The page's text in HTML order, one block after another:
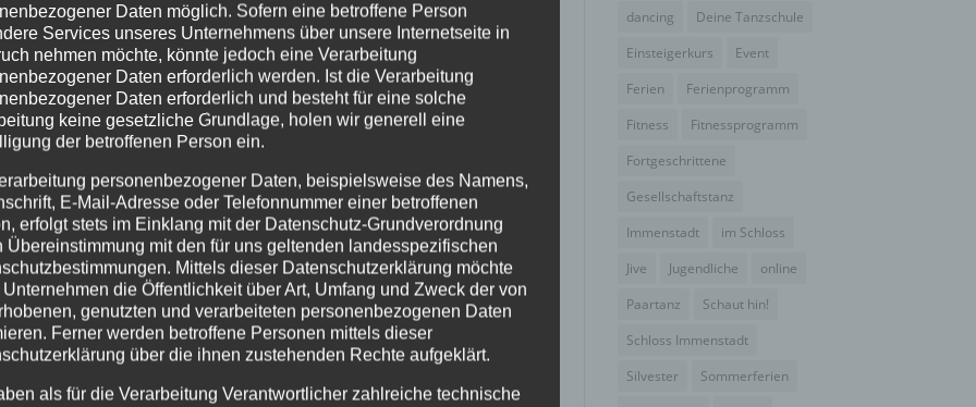
,Workshops
Anmeldng einfach per Mail an : info@deine-
Tanzschule erwartet euch ein spannendes Programm, das
verteilt, habt ihr...
dancing
Deine Tanzschule
Einsteigerkurs
Event
Ferien
Ferienprogramm
Fitness
Fitnessprogramm
Fortgeschrittene
Gesellschaftstanz
Immenstadt
im Schloss
Jive
Jugendliche
online
Paartanz
Schaut hin!
Schloss Immenstadt
Silvester
Sommerferien
Daten möglich. Sofern eine betroffene Person
Services unseres Unternehmens über unsere Internetseite in
nehmen möchte, könnte jedoch eine Verarbeitung
Daten erforderlich werden. Ist die Verarbeitung
Daten erforderlich und besteht für eine solche
keine gesetzliche Grundlage, holen wir generell eine
der betroffenen Person ein.
personenbezogener Daten, beispielsweise des Namens,
E-Mail-Adresse oder Telefonnummer einer betroffenen
erfolgt stets im Einklang mit der Datenschutz-Grundverordnung
Übereinstimmung mit den für uns geltenden landesspezifischen
Mittels dieser Datenschutzerklärung möchte
Unternehmen die Öffentlichkeit über Art, Umfang und Zweck der von
genutzten und verarbeiteten personenbezogenen Daten
Ferner werden betroffene Personen mittels dieser
über die ihnen zustehenden Rechte aufgeklärt.
als für die Verarbeitung Verantwortlicher zahlreiche technische